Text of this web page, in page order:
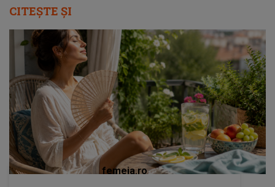
CITEȘTE ȘI
femeia.ro